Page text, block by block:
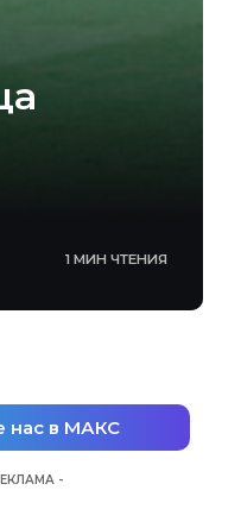
1 МИН ЧТЕНИЯ
нас в МАКС
-